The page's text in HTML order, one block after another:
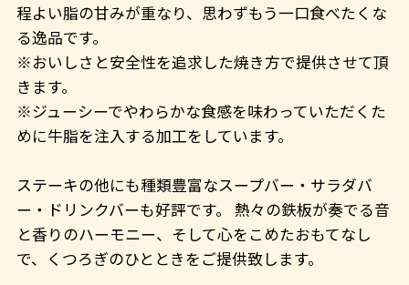
程よい脂の甘みが重なり、思わずもう一口食べたくな
る逸品です。
※おいしさと安全性を追求した焼き方で提供させて頂
きます。
※ジューシーでやわらかな食感を味わっていただくた
めに牛脂を注入する加工をしています。
ステーキの他にも種類豊富なスープバー・サラダバ
ー・ドリンクバーも好評です。 熱々の鉄板が奏でる音
と香りのハーモニー、そして心をこめたおもてなし
で、くつろぎのひとときをご提供致します。